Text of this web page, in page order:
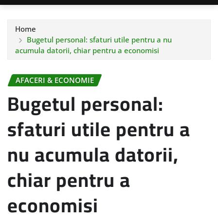
Home
Bugetul personal: sfaturi utile pentru a nu
acumula datorii, chiar pentru a economisi
AFACERI & ECONOMIE
Bugetul personal:
sfaturi utile pentru a
nu acumula datorii,
chiar pentru a
economisi